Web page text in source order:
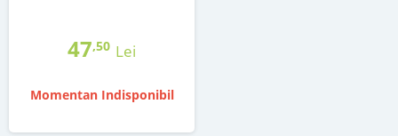
47,50 Lei
Momentan Indisponibil